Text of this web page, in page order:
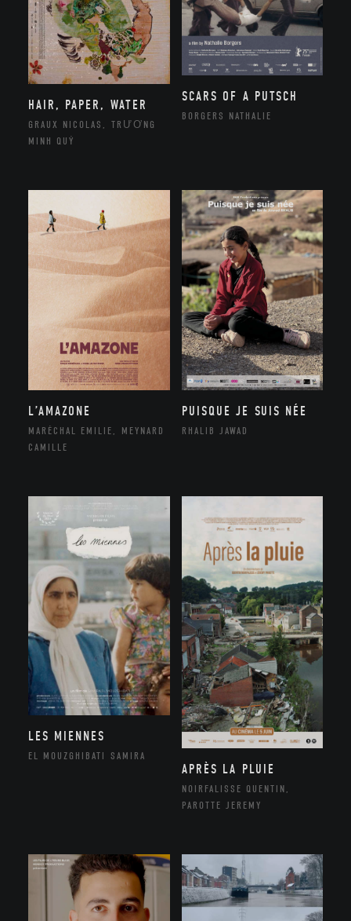
HAIR, PAPER, WATER
GRAUX NICOLAS, TRƯƠNG
MINH QUÝ
SCARS OF A PUTSCH
BORGERS NATHALIE
L’AMAZONE
MARÉCHAL EMILIE, MEYNARD
CAMILLE
PUISQUE JE SUIS NÉE
RHALIB JAWAD
LES MIENNES
EL MOUZGHIBATI SAMIRA
APRÈS LA PLUIE
NOIRFALISSE QUENTIN,
PAROTTE JEREMY